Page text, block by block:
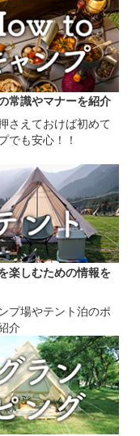
常識やマナーを紹介
さえておけば初めて
でも安心！！
楽しむための情報を
プ場やテント泊のポ
介